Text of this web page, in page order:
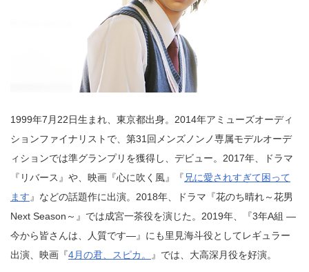
1999年7月22日生まれ、東京都出身。2014年アミューズオーディ
ションファイナリストで、第31回メンズノンノ専属モデルオーデ
ィションでは準グランプリを獲得し、デビュー。2017年、ドラマ
『リバース』や、映画『心に吹く風』『 兄に愛されすぎて困って
ます 』などの話題作に出演。2018年、ドラマ『花のち晴れ～花男
Next Season～』では成宮一茶役を演じた。2019年、『3年A組 ―
今から皆さんは、人質です―』にも里見海斗役としてレギュラー
出演、映画『4月の君、スピカ。 』では、大高深月役を好演。